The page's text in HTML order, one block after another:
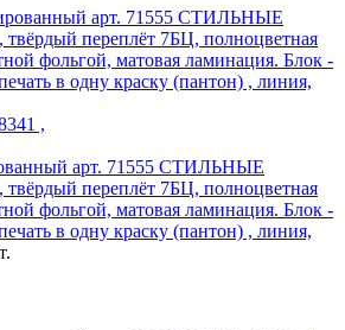
,
арт. 71555 СТИЛЬНЫЕ
переплёт 7БЦ, полноцветная
фольгой, матовая ламинация. Блок -
в одну краску (пантон) , линия,